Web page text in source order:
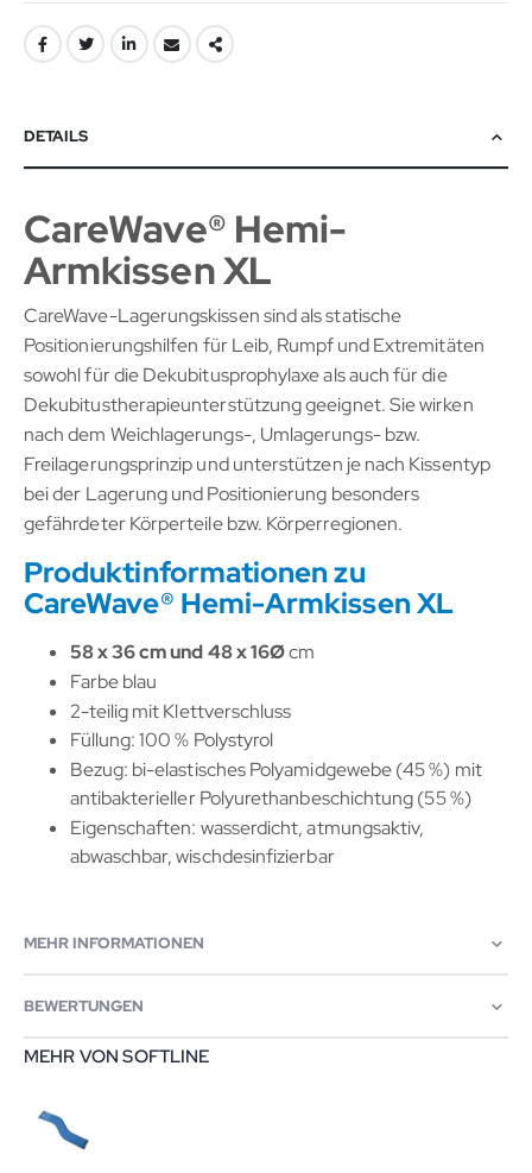
DETAILS
CareWave® Hemi-
Armkissen XL
CareWave-Lagerungskissen sind als statische
Positionierungshilfen für Leib, Rumpf und Extremitäten
sowohl für die Dekubitusprophylaxe als auch für die
Dekubitustherapieunterstützung geeignet. Sie wirken
nach dem Weichlagerungs-, Umlagerungs- bzw.
Freilagerungsprinzip und unterstützen je nach Kissentyp
bei der Lagerung und Positionierung besonders
gefährdeter Körperteile bzw. Körperregionen.
Produktinformationen zu
CareWave® Hemi-Armkissen XL
58 x 36 cm und 48 x 16Øcm
Farbe blau
2-teilig mit Klettverschluss
Füllung: 100 % Polystyrol
Bezug: bi-elastisches Polyamidgewebe (45 %) mit
antibakterieller Polyurethanbeschichtung (55 %)
Eigenschaften: wasserdicht, atmungsaktiv,
abwaschbar, wischdesinfizierbar
MEHR INFORMATIONEN
BEWERTUNGEN
MEHR VON SOFTLINE